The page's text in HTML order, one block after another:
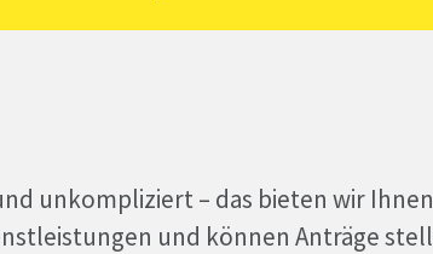
unkompliziert – das bieten wir
und können Anträge